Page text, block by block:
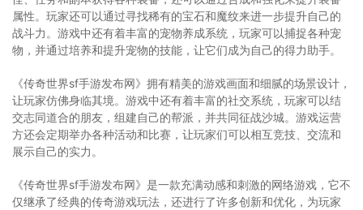
属性。玩家还可以通过寻找稀有的宝石和魔纹来进一步提升自己的
战斗力。游戏中还有着丰富的宠物养成系统，玩家可以捕捉各种宠
物，并通过培养和提升宠物的技能，让它们成为自己的得力助手。
《传奇世界sf手游发布网》拥有精美的游戏画面和细腻的场景设计，
让玩家仿佛身临其境。游戏中还有着丰富的社交系统，玩家可以结
交志同道合的朋友，组建自己的帮派，并共同征战沙城。游戏运营
方还会定期举办各种活动和比赛，让玩家们可以相互竞技、交流和
展示自己的实力。
《传奇世界sf手游发布网》是一款充满动感和刺激的网络游戏，它不
仅继承了经典的传奇游戏玩法，还进行了许多创新和优化，为玩家